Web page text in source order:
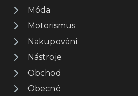
Móda
Motorismus
Nakupování
Nástroje
Obchod
Obecné